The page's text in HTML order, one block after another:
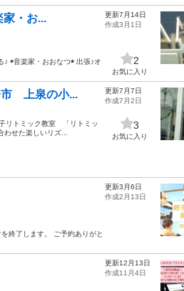
家・お...
◉音楽家・おおなつ◉ 出張♪オ
更新7月14日
作成3月1日
2
お気に入り
市 上泉の小...
リトミック教室 「リトミッ
せた楽しいリズ...
更新7月7日
作成7月2日
3
お気に入り
終了します。 ご予約ありがと
更新3月6日
作成2月13日
更新12月13日
作成11月4日